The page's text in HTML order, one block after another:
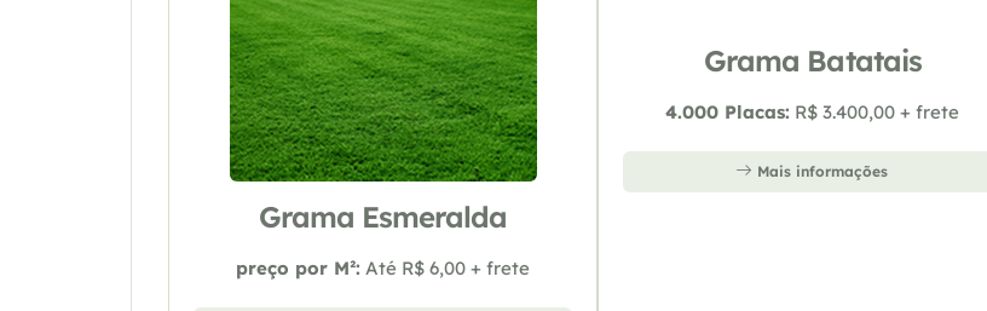
Grama Esmeralda
preço por M²: Até R$ 6,00 + frete
Grama Batatais
4.000 Placas: R$ 3.400,00 + frete
Mais informações